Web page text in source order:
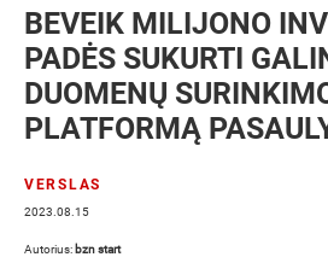
BEVEIK MILIJONO
PADĖS SUKURTI
DUOMENŲ
PLATFORMĄ
VERSLAS
2023.08.15
Autorius: bzn start